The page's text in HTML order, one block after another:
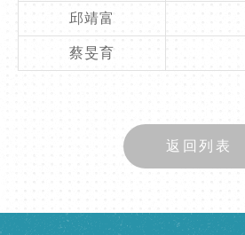
邱靖富
蔡旻育
返回列表